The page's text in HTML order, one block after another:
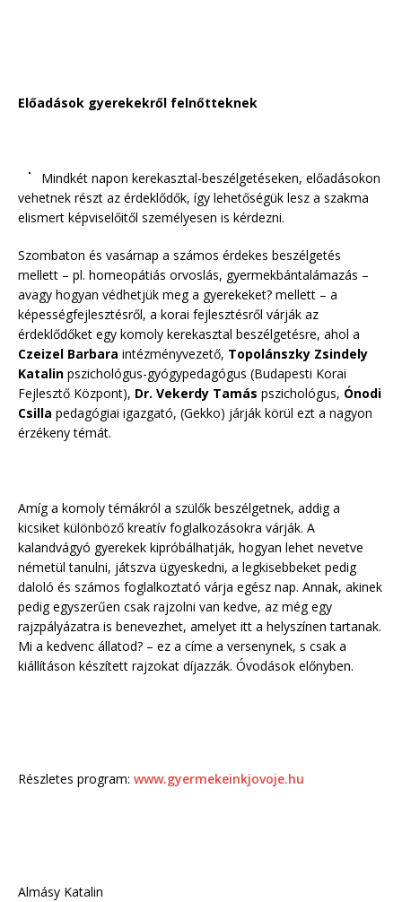
Előadások gyerekekről felnőtteknek
Mindkét napon kerekasztal-beszélgetéseken, előadásokon
vehetnek részt az érdeklődők, így lehetőségük lesz a szakma
elismert képviselőitől személyesen is kérdezni.
Szombaton és vasárnap a számos érdekes beszélgetés
mellett – pl. homeopátiás orvoslás, gyermekbántalámazás –
avagy hogyan védhetjük meg a gyerekeket? mellett – a
képességfejlesztésről, a korai fejlesztésről várják az
érdeklődőket egy komoly kerekasztal beszélgetésre, ahol a
Czeizel Barbara intézményvezető, Topolánszky Zsindely
Katalin pszichológus-gyógypedagógus (Budapesti Korai
Fejlesztő Központ), Dr. Vekerdy Tamás pszichológus, Ónodi
Csilla pedagógiai igazgató, (Gekko) járják körül ezt a nagyon
érzékeny témát.
Amíg a komoly témákról a szülők beszélgetnek, addig a
kicsiket különböző kreatív foglalkozásokra várják. A
kalandvágyó gyerekek kipróbálhatják, hogyan lehet nevetve
németül tanulni, játszva ügyeskedni, a legkisebbeket pedig
daloló és számos foglalkoztató várja egész nap. Annak, akinek
pedig egyszerűen csak rajzolni van kedve, az még egy
rajzpályázatra is benevezhet, amelyet itt a helyszínen tartanak.
Mi a kedvenc állatod? – ez a címe a versenynek, s csak a
kiállításon készített rajzokat díjazzák. Óvodások előnyben.
Részletes program: www.gyermekeinkjovoje.hu
Almásy Katalin